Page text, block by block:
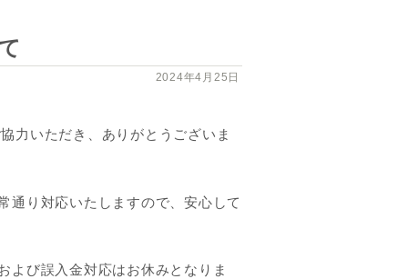
2024年4月25日
力いただき、ありがとうございま
通り対応いたしますので、安心して
よび誤入金対応はお休みとなりま